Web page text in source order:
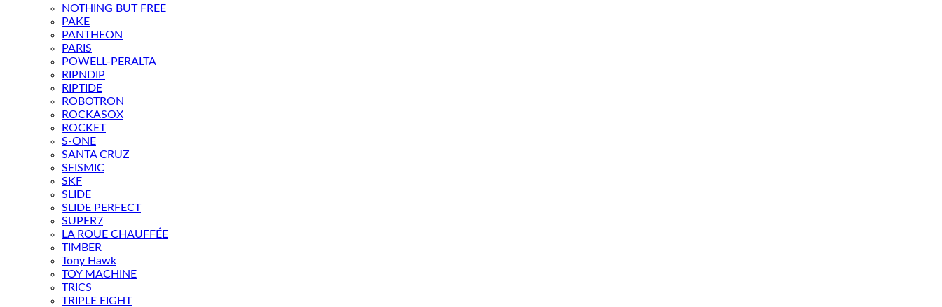
NOTHING BUT FREE
PAKE
PANTHEON
PARIS
POWELL-PERALTA
RIPNDIP
RIPTIDE
ROBOTRON
ROCKASOX
ROCKET
S-ONE
SANTA CRUZ
SEISMIC
SKF
SLIDE
SLIDE PERFECT
SUPER7
LA ROUE CHAUFFÉE
TIMBER
Tony Hawk
TOY MACHINE
TRICS
TRIPLE EIGHT